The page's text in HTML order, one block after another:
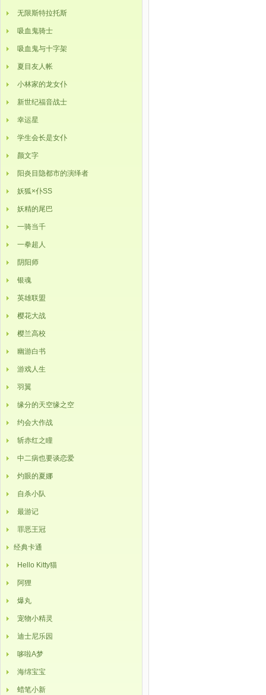
无限斯特拉托斯
吸血鬼骑士
吸血鬼与十字架
夏目友人帐
小林家的龙女仆
新世纪福音战士
幸运星
学生会长是女仆
颜文字
阳炎目隐都市的演绎者
妖狐×仆SS
妖精的尾巴
一骑当千
一拳超人
阴阳师
银魂
英雄联盟
樱花大战
樱兰高校
幽游白书
游戏人生
羽翼
缘分的天空缘之空
约会大作战
斩赤红之瞳
中二病也要谈恋爱
灼眼的夏娜
自杀小队
最游记
罪恶王冠
经典卡通
Hello Kitty猫
阿狸
爆丸
宠物小精灵
迪士尼乐园
哆啦A梦
海绵宝宝
蜡笔小新